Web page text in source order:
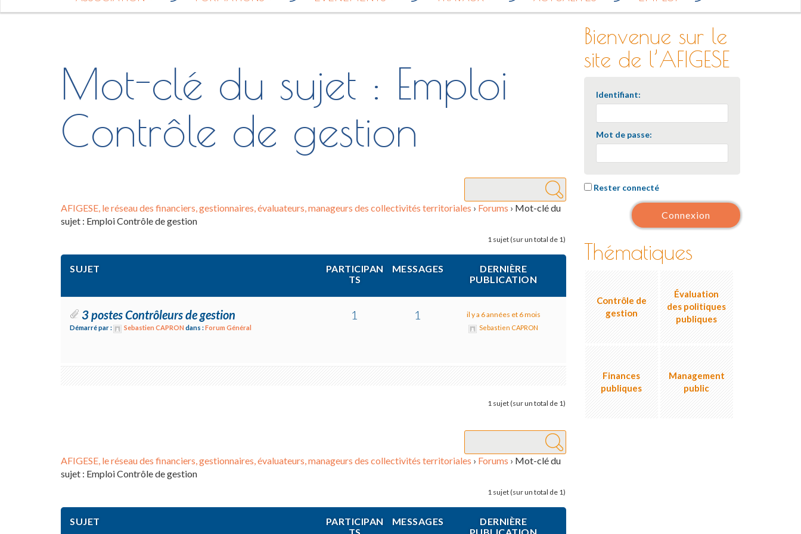
h
p
u
r
Mot-clé du sujet : Emploi
Contrôle de gestion
AFIGESE, le réseau des financiers, gestionnaires, évaluateurs, manageurs des collectivités territoriales › Forums › Mot-clé du
sujet : Emploi Contrôle de gestion
1 sujet (sur un total de 1)
SUJET
PARTICIPAN
TS
MESSAGES
DERNIÈRE
PUBLICATION
3 postes Contrôleurs de gestion
Démarré par : Sebastien CAPRON dans :Forum Général
1 1 il y a 6 années et 6 mois
Sebastien CAPRON
1 sujet (sur un total de 1)
AFIGESE, le réseau des financiers, gestionnaires, évaluateurs, manageurs des collectivités territoriales › Forums › Mot-clé du
sujet : Emploi Contrôle de gestion
1 sujet (sur un total de 1)
SUJET
PARTICIPAN
MESSAGES
DERNIÈRE
Bienvenue sur le
site de l’AFIGESE
Identifiant:
Mot de passe:
Rester connecté
Connexion
Thématiques
Contrôle de
gestion
Évaluation
des politiques
publiques
Finances
publiques
Management
public